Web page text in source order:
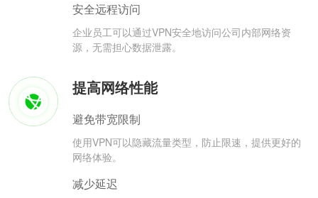
安全远程访问
企业员工可以通过VPN安全地访问公司内部网络资
源，无需担心数据泄露。
提高网络性能
避免带宽限制
使用VPN可以隐藏流量类型，防止限速，提供更好的
网络体验。
减少延迟